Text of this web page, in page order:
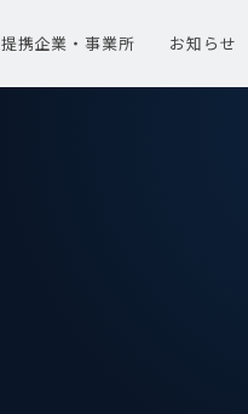
提携企業・事業所 お知らせ